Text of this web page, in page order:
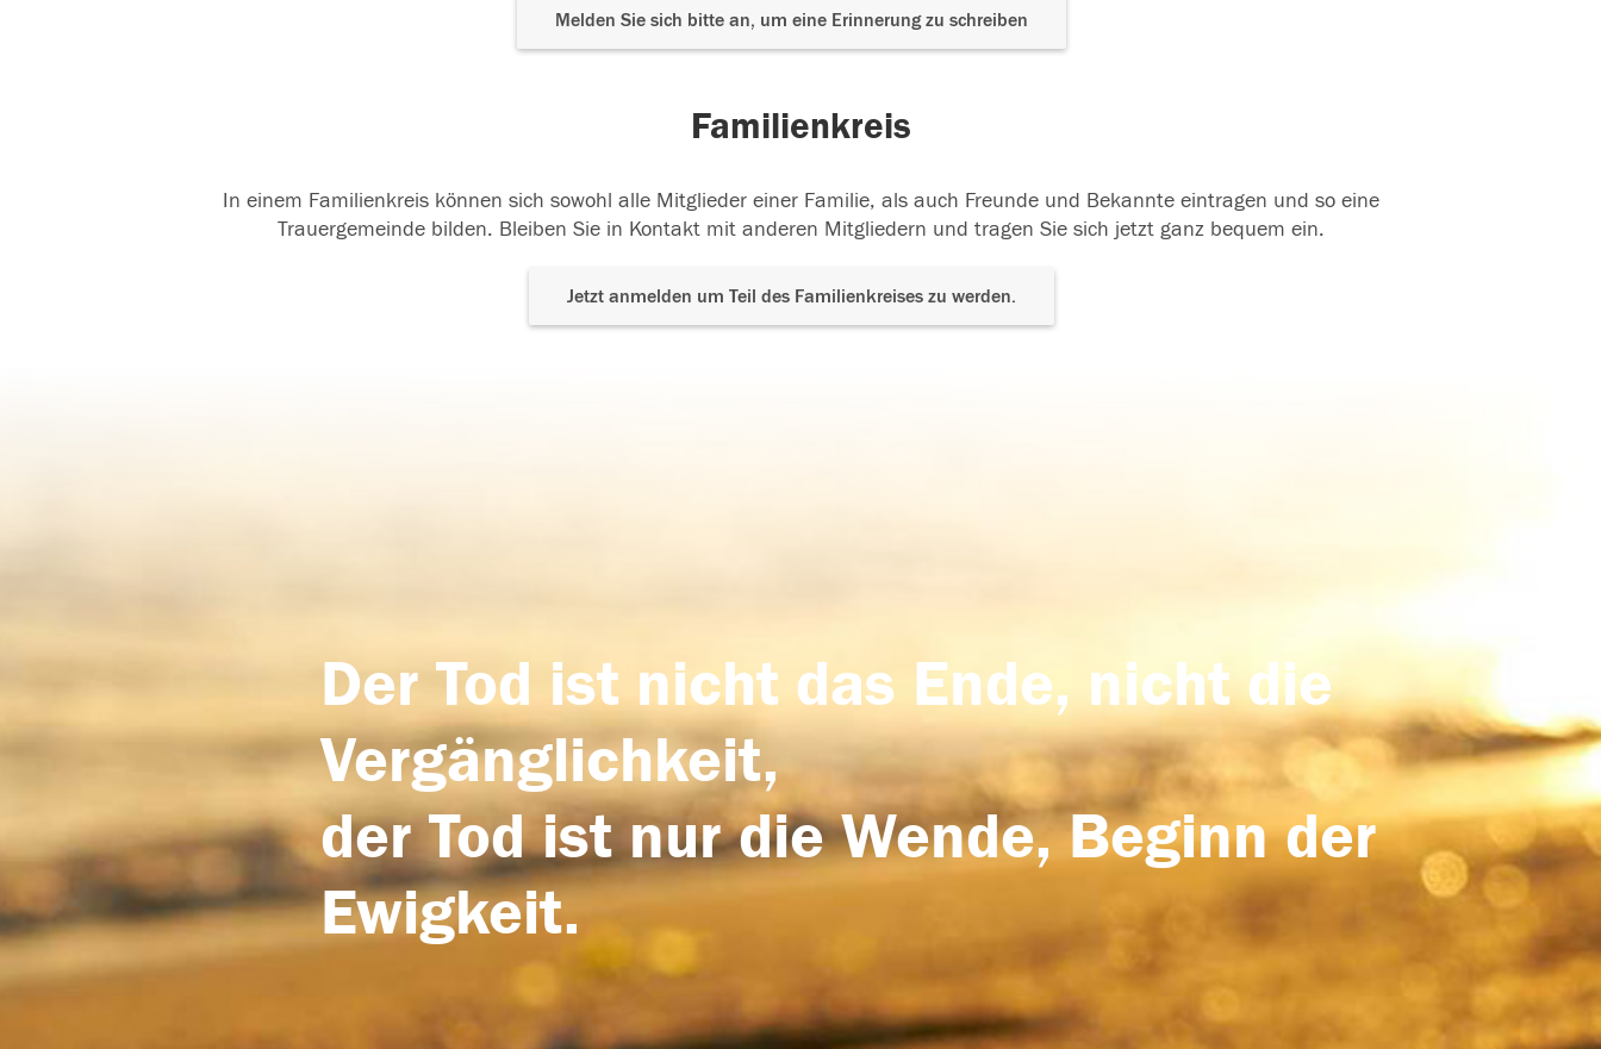
Melden Sie sich bitte an, um eine Erinnerung zu schreiben
Familienkreis
In einem Familienkreis können sich sowohl alle Mitglieder einer Familie, als auch Freunde und Bekannte eintragen und so eine
Trauergemeinde bilden. Bleiben Sie in Kontakt mit anderen Mitgliedern und tragen Sie sich jetzt ganz bequem ein.
Jetzt anmelden um Teil des Familienkreises zu werden.
Der Tod ist nicht das Ende, nicht die
Vergänglichkeit,
der Tod ist nur die Wende, Beginn der
Ewigkeit.